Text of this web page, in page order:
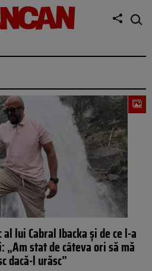
lui Cabral Ibacka și de ce l-a
„Am stat de câteva ori să mă
dacă-l urăsc”